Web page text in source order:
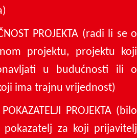
PROJEKTA (radi li se o
projektu, projektu koji
u budućnosti ili o
ima trajnu vrijednost)
PROJEKTA (bilo
pokazatelj za koji prijavitelj